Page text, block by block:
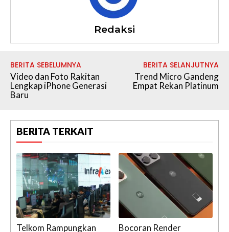
Redaksi
BERITA SEBELUMNYA
Video dan Foto Rakitan
Lengkap iPhone Generasi
Baru
BERITA SELANJUTNYA
Trend Micro Gandeng
Empat Rekan Platinum
BERITA TERKAIT
Telkom Rampungkan
Bocoran Render